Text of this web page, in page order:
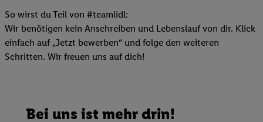
So wirst du Teil von #teamlidl:
Wir benötigen kein Anschreiben und Lebenslauf von dir. Klick
einfach auf „Jetzt bewerben“ und folge den weiteren
Schritten. Wir freuen uns auf dich!
Bei uns ist mehr drin!